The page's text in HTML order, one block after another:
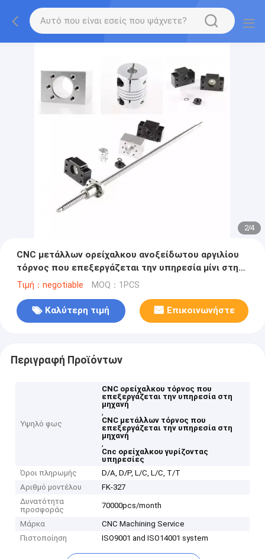
2/4
CNC μετάλλων ορείχαλκου ανοξείδωτου αργιλίου
τόρνος που επεξεργάζεται την υπηρεσία μίνι στη
μηχανή
Τιμή：negotiable MOQ：1PCS
Καλύτερη τιμή Επικοινωνήστε
Περιγραφή Προϊόντων
Υψηλό φως
CNC ορείχαλκου τόρνος που
επεξεργάζεται την υπηρεσία στη
μηχανή
,
CNC μετάλλων τόρνος που
επεξεργάζεται την υπηρεσία στη
μηχανή
,
Cnc ορείχαλκου γυρίζοντας
υπηρεσίες
Όροι πληρωμής
D/A, D/P, L/C, L/C, T/T
Αριθμό μοντέλου
FK-327
Δυνατότητα
προσφοράς
70000pcs/month
Μάρκα
CNC Machining Service
Πιστοποίηση
ISO9001 and ISO14001 system